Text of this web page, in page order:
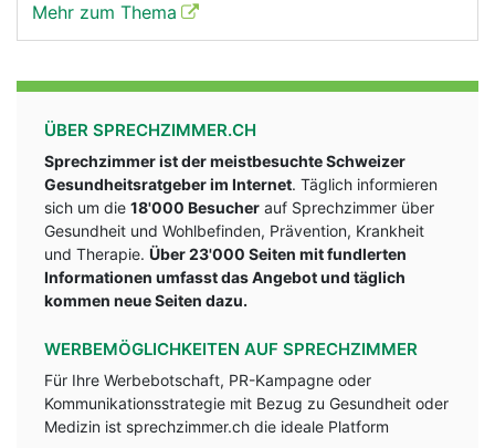
Mehr zum Thema
ÜBER SPRECHZIMMER.CH
Sprechzimmer ist der meistbesuchte Schweizer
Gesundheitsratgeber im Internet. Täglich informieren
sich um die 18'000 Besucher auf Sprechzimmer über
Gesundheit und Wohlbefinden, Prävention, Krankheit
und Therapie. Über 23'000 Seiten mit fundlerten
Informationen umfasst das Angebot und täglich
kommen neue Seiten dazu.
WERBEMÖGLICHKEITEN AUF SPRECHZIMMER
Für Ihre Werbebotschaft, PR-Kampagne oder
Kommunikationsstrategie mit Bezug zu Gesundheit oder
Medizin ist sprechzimmer.ch die ideale Platform